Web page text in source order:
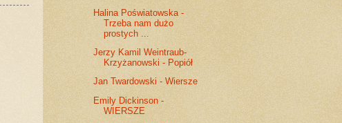
Halina Poświatowska -
Trzeba nam dużo
prostych ...
Jerzy Kamil Weintraub-
Krzyżanowski - Popiół
Jan Twardowski - Wiersze
Emily Dickinson -
WIERSZE